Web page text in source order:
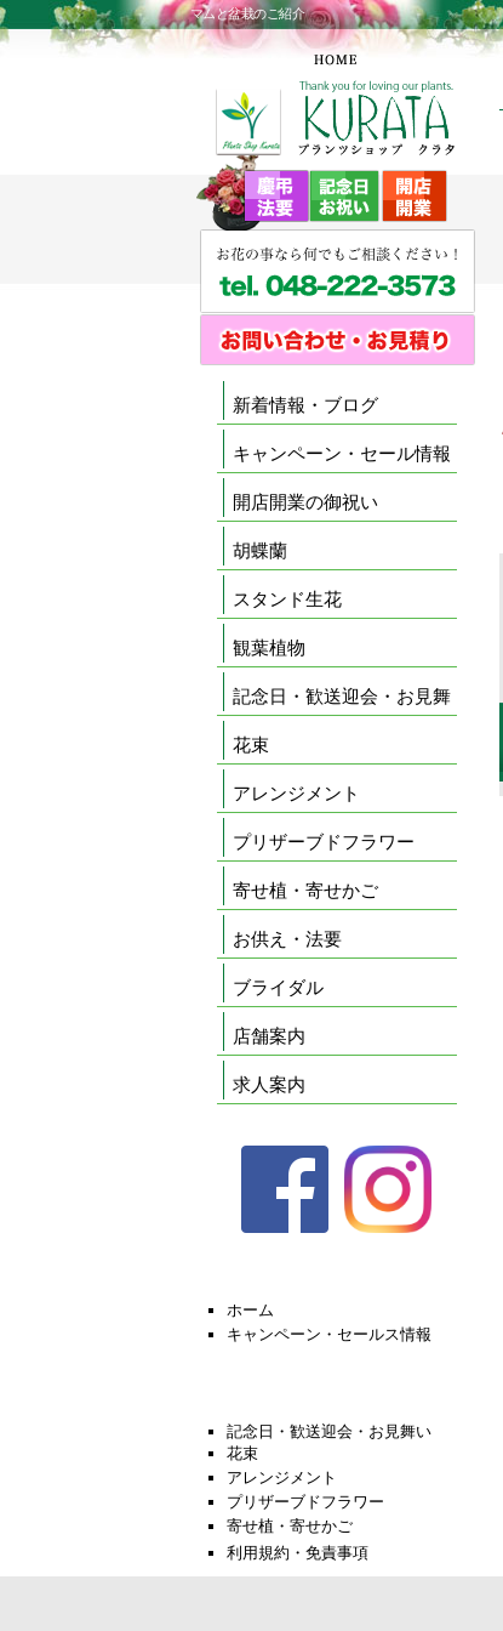
マムと盆栽のご紹介
新着情報・ブログ
キャンペーン・セール情報
開店開業の御祝い
胡蝶蘭
スタンド生花
観葉植物
記念日・歓送迎会・お見舞
花束
アレンジメント
プリザーブドフラワー
寄せ植・寄せかご
お供え・法要
ブライダル
店舗案内
求人案内
ホーム
キャンペーン・セールス情報
記念日・歓送迎会・お見舞い
花束
アレンジメント
プリザーブドフラワー
寄せ植・寄せかご
利用規約・免責事項